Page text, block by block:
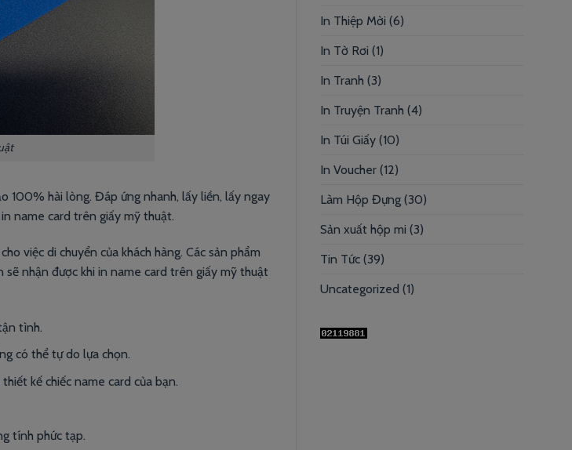
100% hài lòng. Đáp ứng nhanh, lấy liền, lấy ngay
name card trên giấy mỹ thuật.
việc di chuyển của khách hàng. Các sản phẩm
nhận được khi in name card trên giấy mỹ thuật
tình.
có thể tự do lựa chọn.
kế chiếc name card của bạn.
tính phức tạp.
In Thiệp Mời (6)
In Tờ Rơi (1)
In Tranh (3)
In Truyện Tranh (4)
In Túi Giấy (10)
In Voucher (12)
Làm Hộp Đựng (30)
Sản xuất hộp mi (3)
Tin Tức (39)
Uncategorized (1)